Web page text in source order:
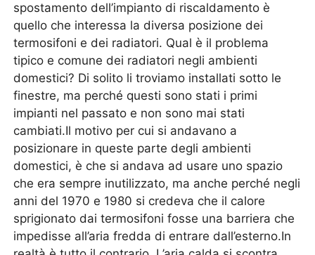
spostamento dell’impianto di riscaldamento è
quello che interessa la diversa posizione dei
termosifoni e dei radiatori. Qual è il problema
tipico e comune dei radiatori negli ambienti
domestici? Di solito li troviamo installati sotto le
finestre, ma perché questi sono stati i primi
impianti nel passato e non sono mai stati
cambiati.Il motivo per cui si andavano a
posizionare in queste parte degli ambienti
domestici, è che si andava ad usare uno spazio
che era sempre inutilizzato, ma anche perché negli
anni del 1970 e 1980 si credeva che il calore
sprigionato dai termosifoni fosse una barriera che
impedisse all’aria fredda di entrare dall’esterno.In